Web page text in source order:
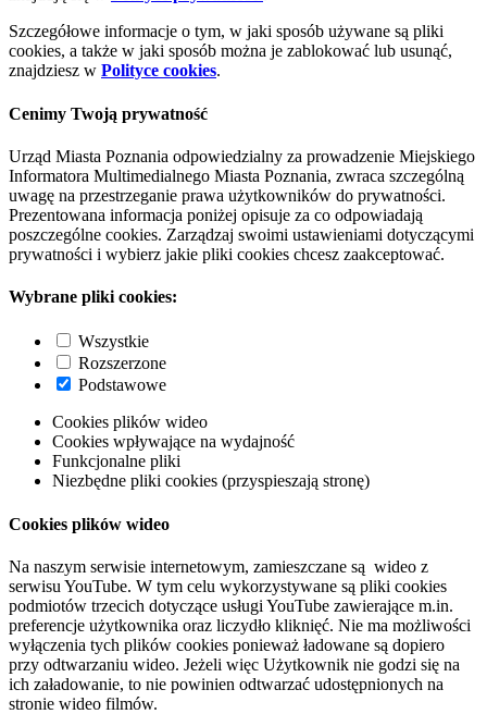
Szczegółowe informacje o tym, w jaki sposób używane są pliki
cookies, a także w jaki sposób można je zablokować lub usunąć,
znajdziesz w Polityce cookies.
Cenimy Twoją prywatność
Urząd Miasta Poznania odpowiedzialny za prowadzenie Miejskiego
Informatora Multimedialnego Miasta Poznania, zwraca szczególną
uwagę na przestrzeganie prawa użytkowników do prywatności.
Prezentowana informacja poniżej opisuje za co odpowiadają
poszczególne cookies. Zarządzaj swoimi ustawieniami dotyczącymi
prywatności i wybierz jakie pliki cookies chcesz zaakceptować.
Wybrane pliki cookies:
Wszystkie
Rozszerzone
Podstawowe
Cookies plików wideo
Cookies wpływające na wydajność
Funkcjonalne pliki
Niezbędne pliki cookies (przyspieszają stronę)
Cookies plików wideo
Na naszym serwisie internetowym, zamieszczane są wideo z
serwisu YouTube. W tym celu wykorzystywane są pliki cookies
podmiotów trzecich dotyczące usługi YouTube zawierające m.in.
preferencje użytkownika oraz liczydło kliknięć. Nie ma możliwości
wyłączenia tych plików cookies ponieważ ładowane są dopiero
przy odtwarzaniu wideo. Jeżeli więc Użytkownik nie godzi się na
ich załadowanie, to nie powinien odtwarzać udostępnionych na
stronie wideo filmów.